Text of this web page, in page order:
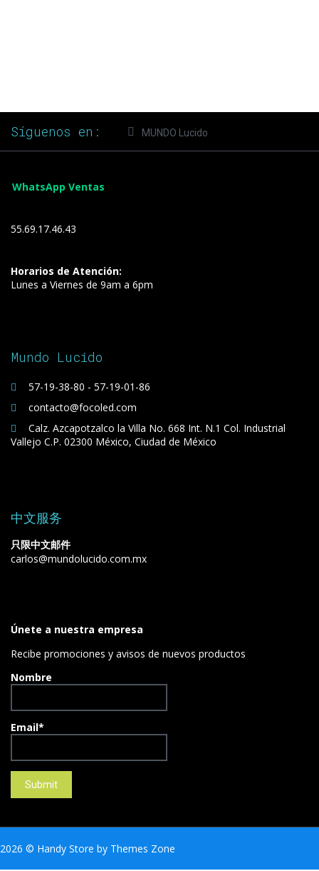
Síguenos en: MUNDO Lucido
WhatsApp Ventas
55.69.17.46.43
Horarios de Atención:
Lunes a Viernes de 9am a 6pm
Mundo Lucido
57-19-38-80 - 57-19-01-86
contacto@focoled.com
Calz. Azcapotzalco la Villa No. 668 Int. N.1 Col. Industrial
Vallejo C.P. 02300 México, Ciudad de México
中文服务
只限中文邮件
carlos@mundolucido.com.mx
Únete a nuestra empresa
Recibe promociones y avisos de nuevos productos
Nombre
Email*
2026 © Handy Store by Themes Zone